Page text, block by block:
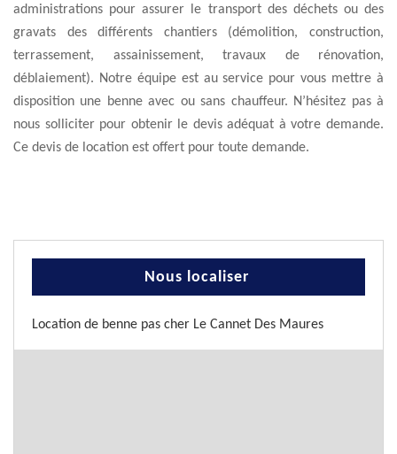
administrations pour assurer le transport des déchets ou des
gravats des différents chantiers (démolition, construction,
terrassement, assainissement, travaux de rénovation,
déblaiement). Notre équipe est au service pour vous mettre à
disposition une benne avec ou sans chauffeur. N’hésitez pas à
nous solliciter pour obtenir le devis adéquat à votre demande.
Ce devis de location est offert pour toute demande.
Nous localiser
Location de benne pas cher Le Cannet Des Maures